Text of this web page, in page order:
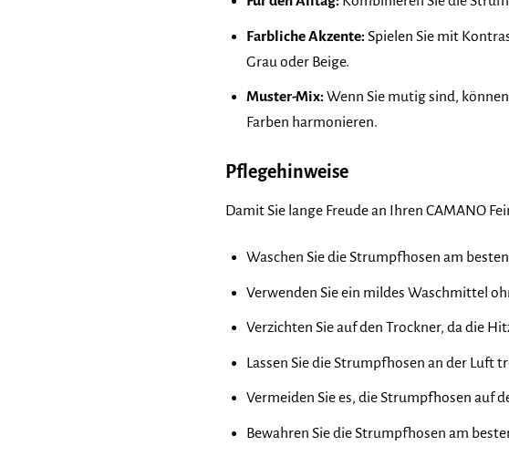
Farbliche Akzente: Spielen Sie mit
Grau oder Beige.
Muster-Mix: Wenn Sie mutig sind,
Farben harmonieren.
Pflegehinweise
Damit Sie lange Freude an Ihren CAMANO
Waschen Sie die Strumpfhosen am
Verwenden Sie ein mildes Waschmittel
Verzichten Sie auf den Trockner, da die
Lassen Sie die Strumpfhosen an der Luft
Vermeiden Sie es, die Strumpfhosen auf
Bewahren Sie die Strumpfhosen am